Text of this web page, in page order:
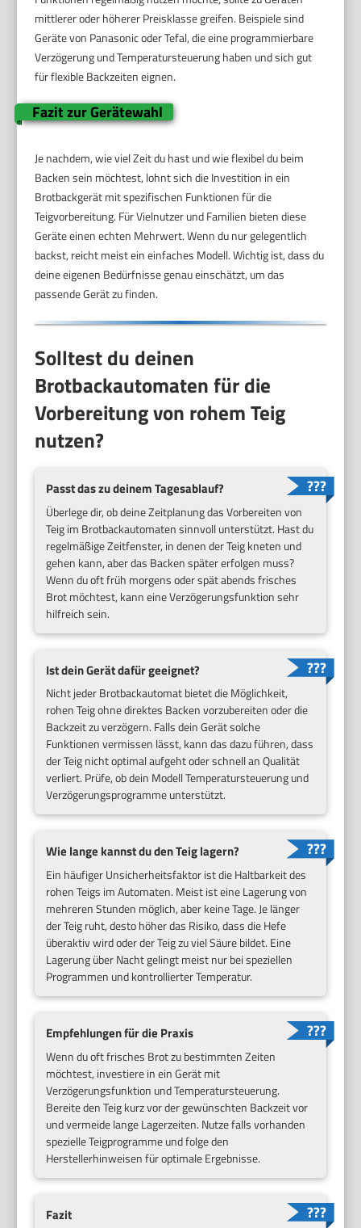
mittlerer oder höherer Preisklasse greifen. Beispiele sind
Geräte von Panasonic oder Tefal, die eine programmierbare
Verzögerung und Temperatursteuerung haben und sich gut
für flexible Backzeiten eignen.
Fazit zur Gerätewahl
Je nachdem, wie viel Zeit du hast und wie flexibel du beim
Backen sein möchtest, lohnt sich die Investition in ein
Brotbackgerät mit spezifischen Funktionen für die
Teigvorbereitung. Für Vielnutzer und Familien bieten diese
Geräte einen echten Mehrwert. Wenn du nur gelegentlich
backst, reicht meist ein einfaches Modell. Wichtig ist, dass du
deine eigenen Bedürfnisse genau einschätzt, um das
passende Gerät zu finden.
Solltest du deinen
Brotbackautomaten für die
Vorbereitung von rohem Teig
nutzen?
Passt das zu deinem Tagesablauf?
Überlege dir, ob deine Zeitplanung das Vorbereiten von
Teig im Brotbackautomaten sinnvoll unterstützt. Hast du
regelmäßige Zeitfenster, in denen der Teig kneten und
gehen kann, aber das Backen später erfolgen muss?
Wenn du oft früh morgens oder spät abends frisches
Brot möchtest, kann eine Verzögerungsfunktion sehr
hilfreich sein.
Ist dein Gerät dafür geeignet?
Nicht jeder Brotbackautomat bietet die Möglichkeit,
rohen Teig ohne direktes Backen vorzubereiten oder die
Backzeit zu verzögern. Falls dein Gerät solche
Funktionen vermissen lässt, kann das dazu führen, dass
der Teig nicht optimal aufgeht oder schnell an Qualität
verliert. Prüfe, ob dein Modell Temperatursteuerung und
Verzögerungsprogramme unterstützt.
Wie lange kannst du den Teig lagern?
Ein häufiger Unsicherheitsfaktor ist die Haltbarkeit des
rohen Teigs im Automaten. Meist ist eine Lagerung von
mehreren Stunden möglich, aber keine Tage. Je länger
der Teig ruht, desto höher das Risiko, dass die Hefe
überaktiv wird oder der Teig zu viel Säure bildet. Eine
Lagerung über Nacht gelingt meist nur bei speziellen
Programmen und kontrollierter Temperatur.
Empfehlungen für die Praxis
Wenn du oft frisches Brot zu bestimmten Zeiten
möchtest, investiere in ein Gerät mit
Verzögerungsfunktion und Temperatursteuerung.
Bereite den Teig kurz vor der gewünschten Backzeit vor
und vermeide lange Lagerzeiten. Nutze falls vorhanden
spezielle Teigprogramme und folge den
Herstellerhinweisen für optimale Ergebnisse.
Fazit